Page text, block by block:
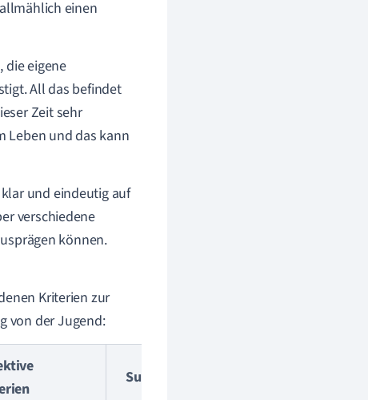
einen
die eigene
All das befindet
Zeit sehr
Leben und das kann
und eindeutig auf
verschiedene
können.
Kriterien zur
von der Jugend:
Subjektive Kriterien